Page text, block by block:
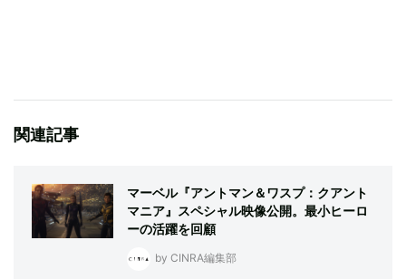
関連記事
マーベル『アントマン＆ワスプ：クアント
マニア』スペシャル映像公開。最小ヒーロ
ーの活躍を回顧
by CINRA編集部